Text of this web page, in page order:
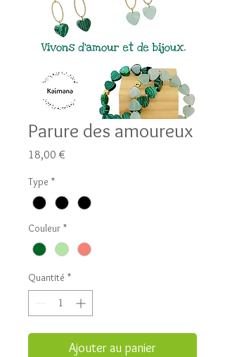
Parure des amoureux
18,00 €
Type *
Couleur *
Quantité *
Ajouter au panier